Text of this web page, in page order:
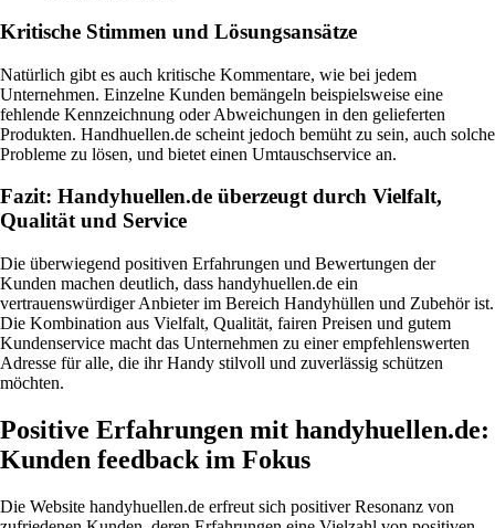
Kritische Stimmen und Lösungsansätze
Natürlich gibt es auch kritische Kommentare, wie bei jedem
Unternehmen. Einzelne Kunden bemängeln beispielsweise eine
fehlende Kennzeichnung oder Abweichungen in den gelieferten
Produkten. Handhuellen.de scheint jedoch bemüht zu sein, auch solche
Probleme zu lösen, und bietet einen Umtauschservice an.
Fazit: Handyhuellen.de überzeugt durch Vielfalt,
Qualität und Service
Die überwiegend positiven Erfahrungen und Bewertungen der
Kunden machen deutlich, dass handyhuellen.de ein
vertrauenswürdiger Anbieter im Bereich Handyhüllen und Zubehör ist.
Die Kombination aus Vielfalt, Qualität, fairen Preisen und gutem
Kundenservice macht das Unternehmen zu einer empfehlenswerten
Adresse für alle, die ihr Handy stilvoll und zuverlässig schützen
möchten.
Positive Erfahrungen mit handyhuellen.de:
Kunden feedback im Fokus
Die Website handyhuellen.de erfreut sich positiver Resonanz von